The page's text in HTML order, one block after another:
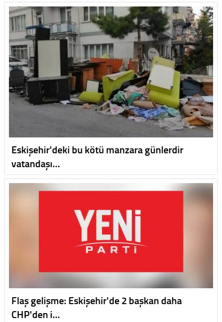
Eskişehir'deki bu kötü manzara günlerdir
vatandaşı…
Flaş gelişme: Eskişehir'de 2 başkan daha
CHP'den i…